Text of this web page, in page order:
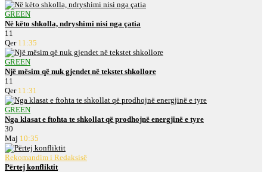
GREEN
Në këto shkolla, ndryshimi nisi nga çatia
11
Qer 11:35
GREEN
Një mësim që nuk gjendet në tekstet shkollore
11
Qer 11:31
GREEN
Nga klasat e ftohta te shkollat që prodhojnë energjinë e tyre
30
Maj 10:35
Rekomandim i Redaksisë
Përtej konfliktit